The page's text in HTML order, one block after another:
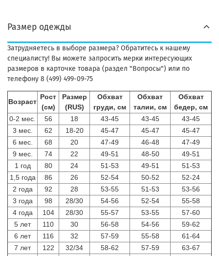
Размер одежды
Затрудняетесь в выборе размера? Обратитесь к нашему
специалисту! Вы можете запросить мерки интересующих
размеров в карточке товара (раздел "Вопросы") или по
телефону 8 (499) 499-09-75
Возраст
Рост
(см)
Размер
(RUS)
Обхват
груди, см
Обхват
талии, см
Обхват
бедер, см
0-2 мес.
56 18 43-45 43-45
43-45
3 мес.
62 18-20 45-47 45-47
45-47
6 мес.
68 20 47-49 46-48
47-49
9 мес.
74 22 49-51 48-50
49-51
1 год
80 24 51-53 49-51
51-53
1,5 года
86 26 52-54 50-52
52-24
2 года
92 28 53-55 51-53
53-56
3 года
98 28/30 54-56 52-54
55-58
4 года
104 28/30 55-57 53-55
57-60
5 лет
110 30 56-58 54-56
59-62
6 лет
116 32 57-59 55-58
61-64
7 лет
122 32/34 58-62 57-59
63-67